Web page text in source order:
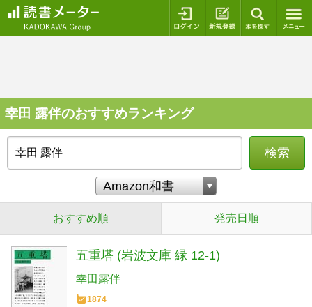
ログイン 新規登録
幸田 露伴のおすすめランキング
検索
おすすめ順 発売日順
五重塔 (岩波文庫 緑 12-1)
幸田露伴
1874